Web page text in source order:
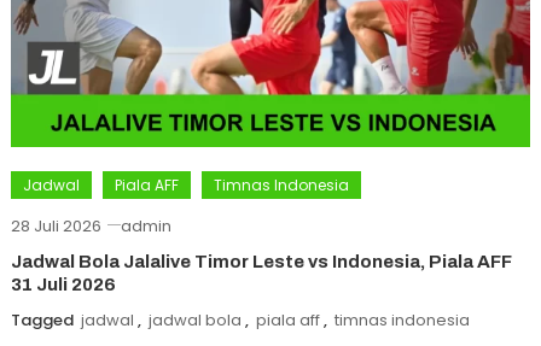
Jadwal Piala AFF Timnas Indonesia
28 Juli 2026 admin
Jadwal Bola Jalalive Timor Leste vs Indonesia, Piala AFF
31 Juli 2026
Tagged jadwal , jadwal bola , piala aff, timnas indonesia